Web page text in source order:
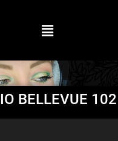
BELLEVUE 102